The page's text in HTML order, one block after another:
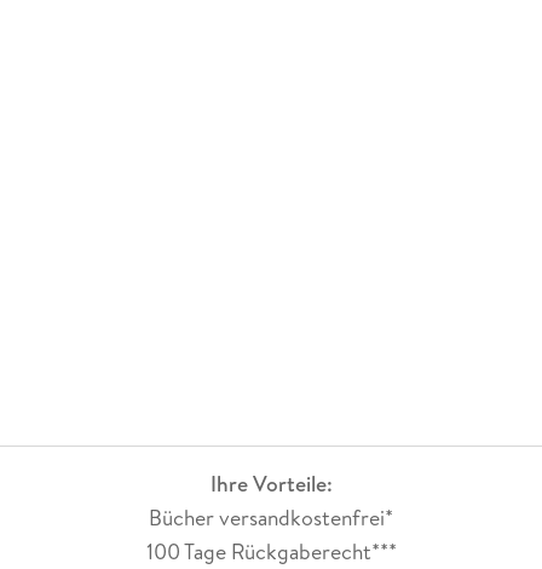
Ihre Vorteile:
Bücher versandkostenfrei*
100 Tage Rückgaberecht***